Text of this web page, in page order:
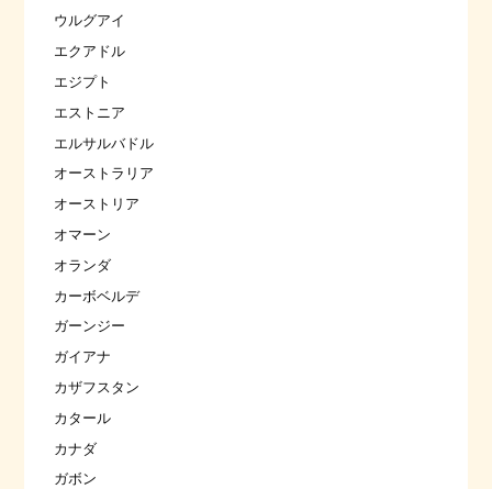
ウルグアイ
エクアドル
エジプト
エストニア
エルサルバドル
オーストラリア
オーストリア
オマーン
オランダ
カーボベルデ
ガーンジー
ガイアナ
カザフスタン
カタール
カナダ
ガボン